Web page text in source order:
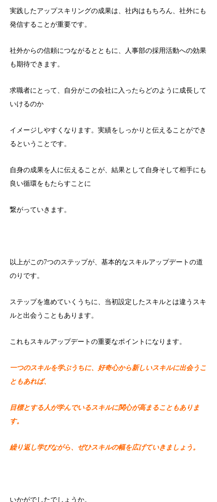
実践したアップスキリングの成果は、社内はもちろん、社外にも
発信することが重要です。
社外からの信頼につながるとともに、人事部の採用活動への効果
も期待できます。
求職者にとって、自分がこの会社に入ったらどのように成長して
いけるのか
イメージしやすくなります。実績をしっかりと伝えることができ
るということです。
自身の成果を人に伝えることが、結果として自身そして相手にも
良い循環をもたらすことに
繋がっていきます。
以上がこの7つのステップが、基本的なスキルアップデートの道
のりです。
ステップを進めていくうちに、当初設定したスキルとは違うスキ
ルと出会うこともあります。
これもスキルアップデートの重要なポイントになります。
一つのスキルを学ぶうちに、好奇心から新しいスキルに出会うこ
ともあれば、
目標とする人が学んでいるスキルに関心が高まることもありま
す。
繰り返し学びながら、 ぜひスキルの幅を広げていきましょう。
いかがでしたでしょうか。